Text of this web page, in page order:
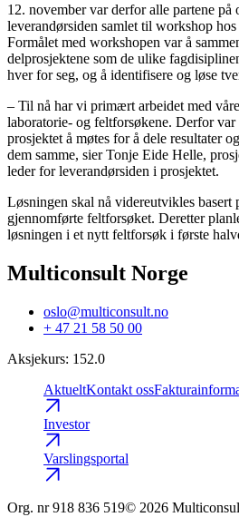
12. november var derfor alle partene på
leverandørsiden samlet til workshop
Formålet med workshopen var å
delprosjektene som de ulike
hver for seg, og å identifisere og løse
– Til nå har vi primært arbeidet med
laboratorie- og feltforsøkene. Derfor
prosjektet å møtes for å dele resultater
dem samme, sier Tonje Eide Helle,
leder for leverandørsiden i prosjektet.
Løsningen skal nå videreutvikles basert
gjennomførte feltforsøket. Deretter
løsningen i et nytt feltforsøk i første
Multiconsult Norge
oslo@multiconsult.no
+ 47 21 58 50 00
Aksjekurs: 152.0
AktueltKontakt oss
Investor
Varslingsportal
Org. nr 918 836 519© 2026